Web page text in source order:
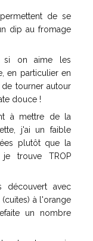
de se
dip au fromage
si on aime les
en particulier en
tourner autour
douce !
à mettre de la
j'ai un faible
plutôt que la
trouve TROP
découvert avec
à l'orange
un nombre